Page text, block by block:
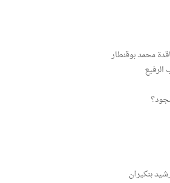
محمد بوقنطار
بنكيران